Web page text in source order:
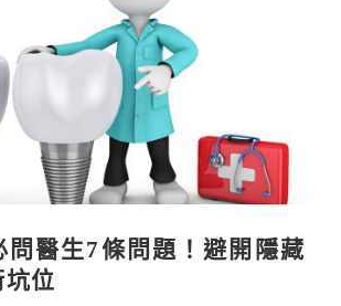
問醫生7條問題！避開隱藏
位